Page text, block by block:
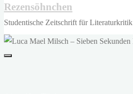
Rezensöhnchen
Studentische Zeitschrift für Literaturkritik